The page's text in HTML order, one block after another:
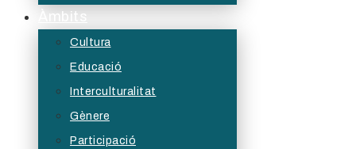
Àmbits
Cultura
Educació
Interculturalitat
Gènere
Participació